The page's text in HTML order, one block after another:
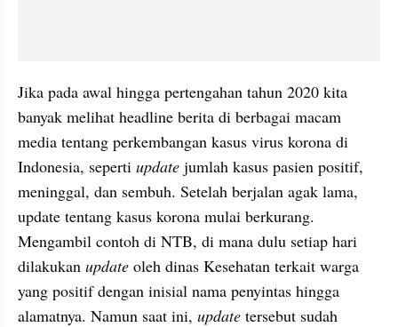
Jika pada awal hingga pertengahan tahun 2020 kita
banyak melihat headline berita di berbagai macam
media tentang perkembangan kasus virus korona di
Indonesia, seperti update jumlah kasus pasien positif,
meninggal, dan sembuh. Setelah berjalan agak lama,
update tentang kasus korona mulai berkurang.
Mengambil contoh di NTB, di mana dulu setiap hari
dilakukan update oleh dinas Kesehatan terkait warga
yang positif dengan inisial nama penyintas hingga
alamatnya. Namun saat ini, update tersebut sudah